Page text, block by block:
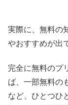
実際に、無料の
やおすすめが出
完全に無料のプ
ば、一部無料の
など、ひとつひ